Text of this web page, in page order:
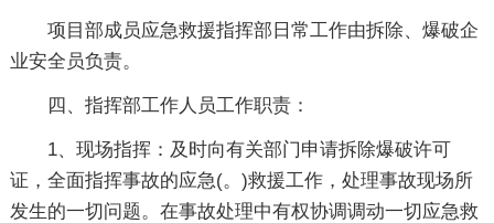
项目部成员应急救援指挥部日常工作由拆除、爆破企
业安全员负责。
四、指挥部工作人员工作职责：
1、现场指挥：及时向有关部门申请拆除爆破许可
证，全面指挥事故的应急(。)救援工作，处理事故现场所
发生的一切问题。在事故处理中有权协调调动一切应急救